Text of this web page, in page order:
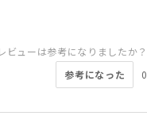
ビューは参考になりましたか？
参考になった
0